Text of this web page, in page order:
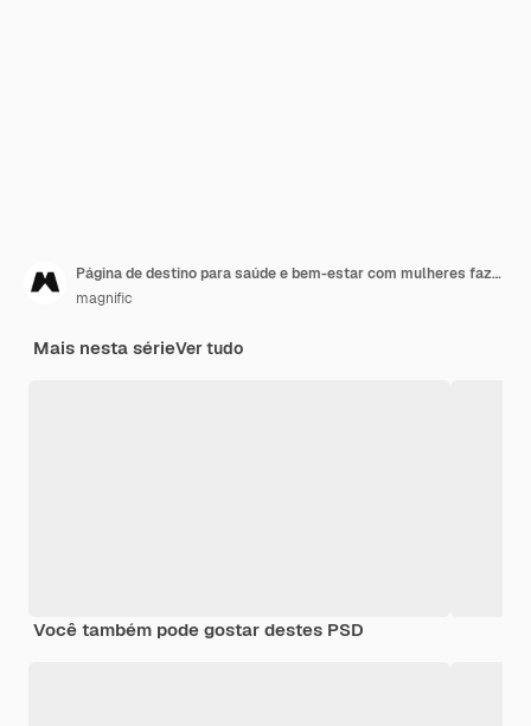
Página de destino para saúde e bem-estar com mulheres fazendo exercícios
magnific
Mais nesta sérieVer tudo
Você também pode gostar destes PSD